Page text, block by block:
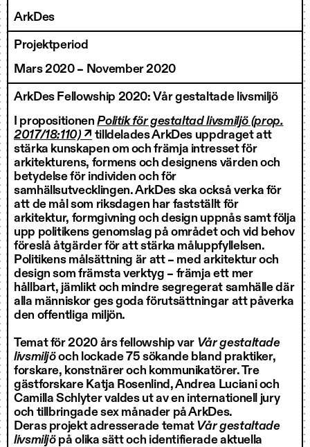
ArkDes
Projektperiod
Mars 2020 – November 2020
ArkDes Fellowship 2020: Vår gestaltade livsmiljö
I propositionenPolitik för gestaltad livsmiljö (prop.
2017/18:110) ↗ tilldelades ArkDes uppdraget att
stärka kunskapen om och främja intresset för
arkitekturens, formens och designens värden och
betydelse för individen och för
samhällsutvecklingen. ArkDes ska också verka för
att de mål som riksdagen har fastställt för
arkitektur, formgivning och design uppnås samt följa
upp politikens genomslag på området och vid behov
föreslå åtgärder för att stärka måluppfyllelsen.
Politikens målsättning är att – med arkitektur och
design som främsta verktyg – främja ett mer
hållbart, jämlikt och mindre segregerat samhälle där
alla människor ges goda förutsättningar att påverka
den offentliga miljön.
Temat för 2020 års fellowship var Vår gestaltade
livsmiljöoch lockade 75 sökande bland praktiker,
forskare, konstnärer och kommunikatörer. Tre
gästforskare Katja Rosenlind, Andrea Luciani och
Camilla Schlyter valdes ut av en internationell jury
och tillbringade sex månader på ArkDes.
Deras projekt adresserade temat Vår gestaltade
livsmiljöpå olika sätt och identifierade aktuella